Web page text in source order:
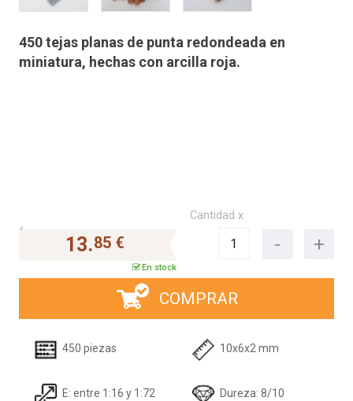
450 tejas planas de punta redondeada en
miniatura, hechas con arcilla roja.
13.85 €
En stock
Cantidad x
COMPRAR
450 piezas 10x6x2 mm
E: entre 1:16 y 1:72 Dureza: 8/10